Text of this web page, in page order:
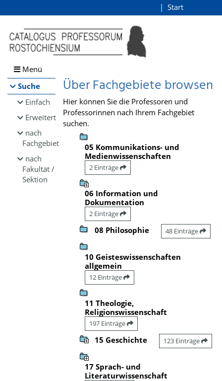
Browsen
direkt zum Inhalt
Start
Menü
Suche
Einfach
Erweitert
nach
Fachgebiet
nach
Fakultät /
Sektion
Über Fachgebiete browsen
Hier können Sie die Professoren und
Professorinnen nach Ihrem Fachgebiet
suchen.
05 Kommunikations- und
Medienwissenschaften
2 Einträge
06 Information und
Dokumentation
2 Einträge
08 Philosophie 48 Einträge
10 Geisteswissenschaften
allgemein
12 Einträge
11 Theologie,
Religionswissenschaft
197 Einträge
15 Geschichte 123 Einträge
17 Sprach- und
Literaturwissenschaft